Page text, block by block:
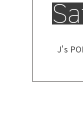
J's